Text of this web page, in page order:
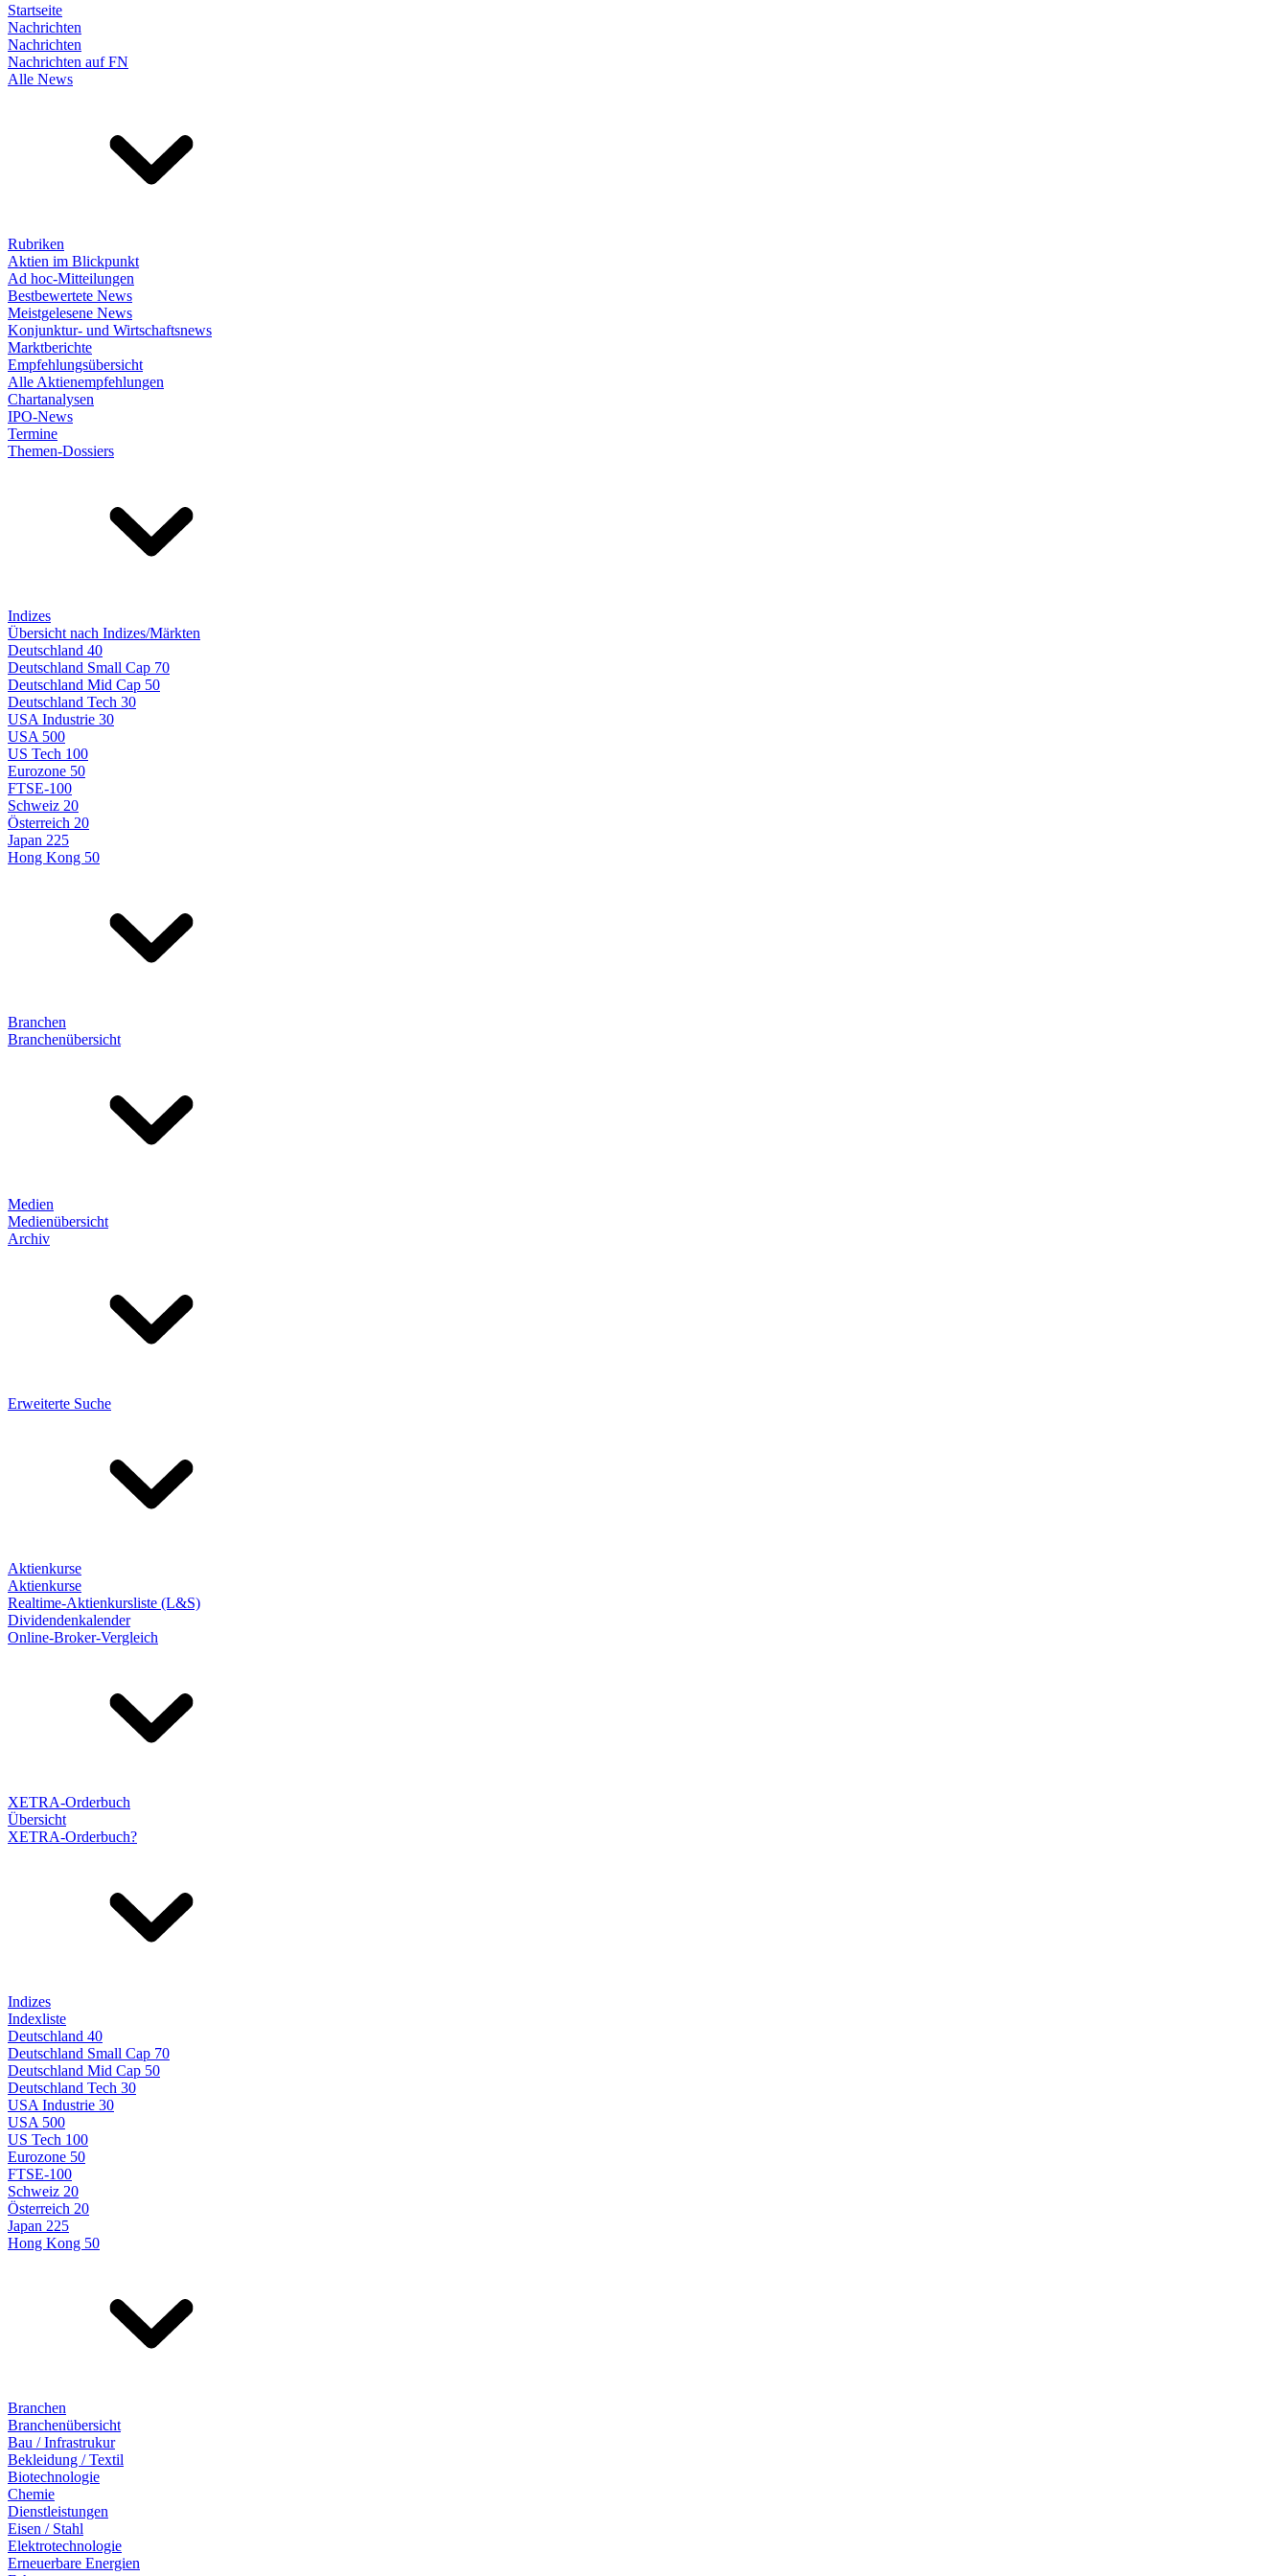
Startseite
Nachrichten
Nachrichten
Nachrichten auf FN
Alle News
Rubriken
Aktien im Blickpunkt
Ad hoc-Mitteilungen
Bestbewertete News
Meistgelesene News
Konjunktur- und Wirtschaftsnews
Marktberichte
Empfehlungsübersicht
Alle Aktienempfehlungen
Chartanalysen
IPO-News
Termine
Themen-Dossiers
Indizes
Übersicht nach Indizes/Märkten
Deutschland 40
Deutschland Small Cap 70
Deutschland Mid Cap 50
Deutschland Tech 30
USA Industrie 30
USA 500
US Tech 100
Eurozone 50
FTSE-100
Schweiz 20
Österreich 20
Japan 225
Hong Kong 50
Branchen
Branchenübersicht
Medien
Medienübersicht
Archiv
Erweiterte Suche
Aktienkurse
Aktienkurse
Realtime-Aktienkursliste (L&S)
Dividendenkalender
Online-Broker-Vergleich
XETRA-Orderbuch
Übersicht
XETRA-Orderbuch?
Indizes
Indexliste
Deutschland 40
Deutschland Small Cap 70
Deutschland Mid Cap 50
Deutschland Tech 30
USA Industrie 30
USA 500
US Tech 100
Eurozone 50
FTSE-100
Schweiz 20
Österreich 20
Japan 225
Hong Kong 50
Branchen
Branchenübersicht
Bau / Infrastrukur
Bekleidung / Textil
Biotechnologie
Chemie
Dienstleistungen
Eisen / Stahl
Elektrotechnologie
Erneuerbare Energien